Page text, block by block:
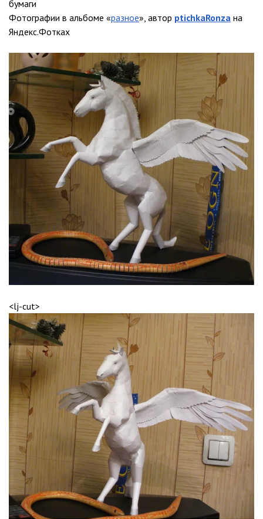
бумаги
Фотографии в альбоме «разное», автор ptichkaRonza на
Яндекс.Фотках
<lj-cut>